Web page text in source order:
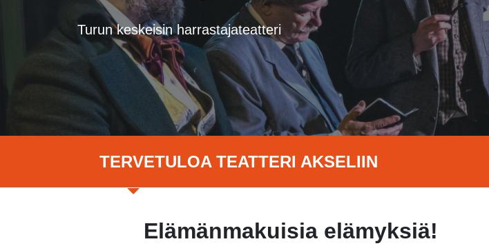
Turun keskeisin harrastajateatteri
TERVETULOA TEATTERI AKSELIIN
Elämänmakuisia elämyksiä!